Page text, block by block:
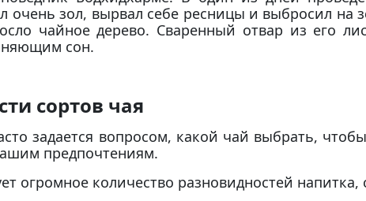
очень зол, вырвал себе ресницы и выбросил на
чайное дерево. Сваренный отвар из его
сон.
сортов чая
задается вопросом, какой чай выбрать,
предпочтениям.
огромное количество разновидностей напитка,